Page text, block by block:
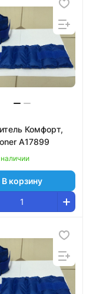
Комфорт,
A17899
В корзину